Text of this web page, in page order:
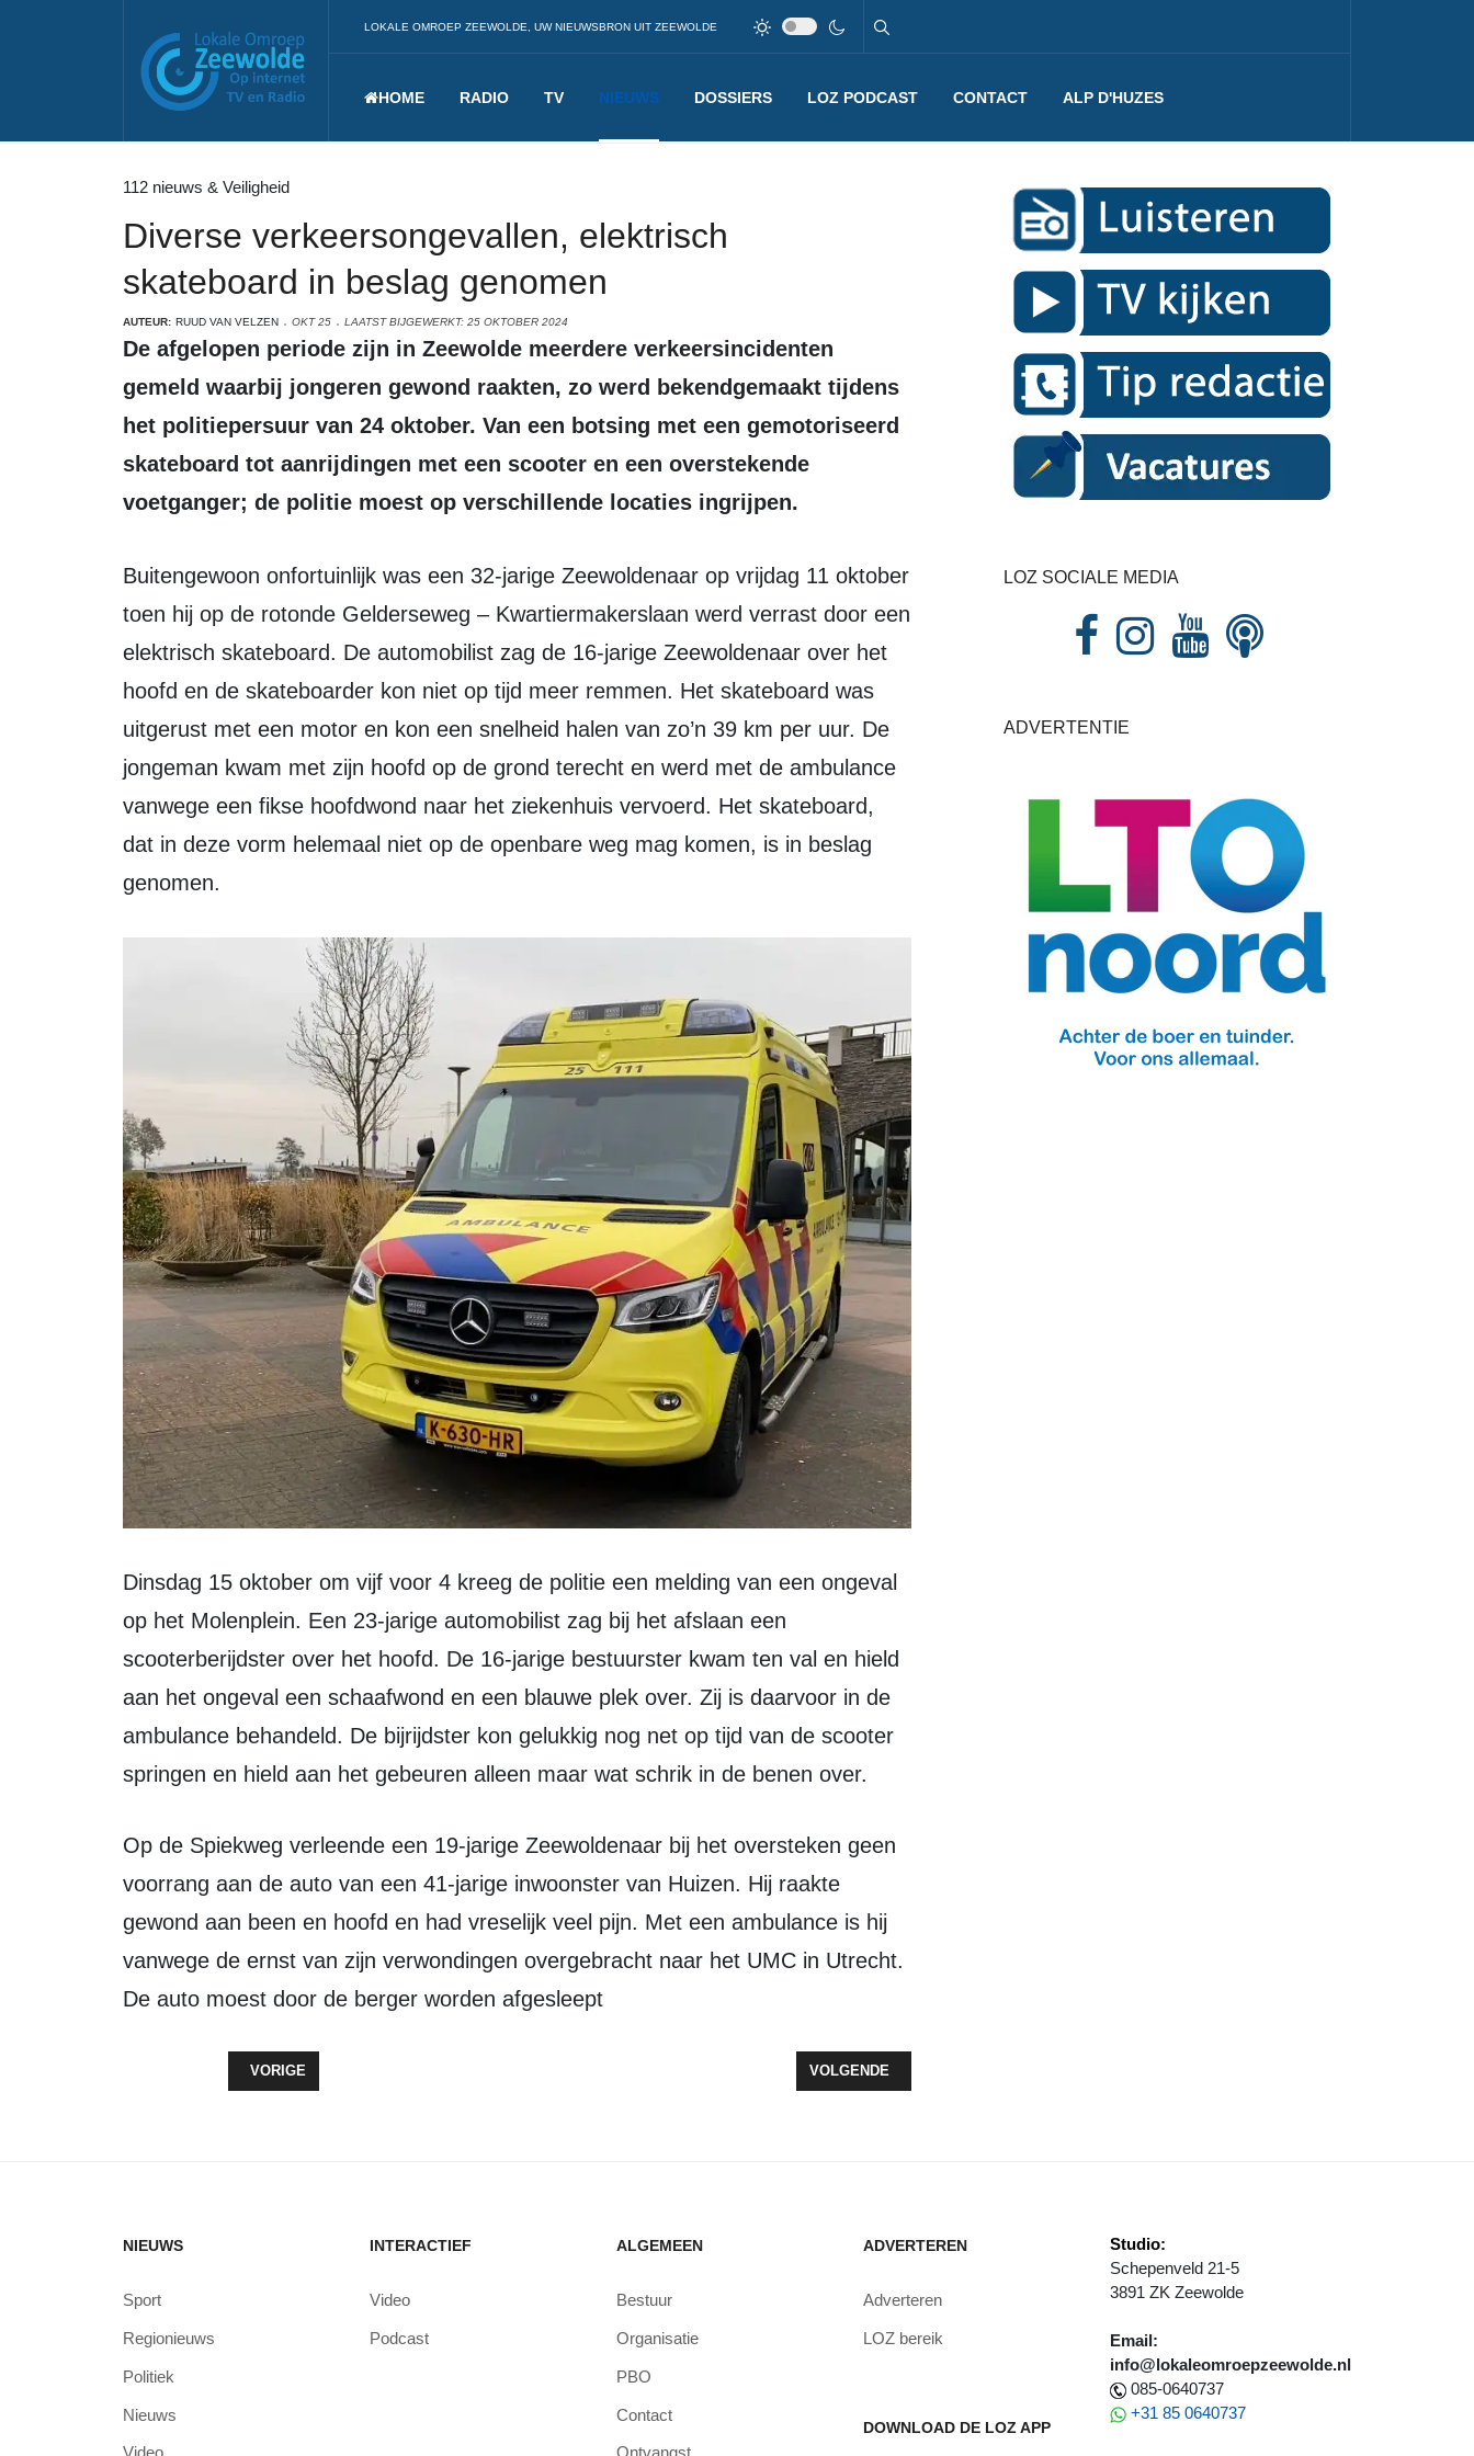
LOKALE OMROEP ZEEWOLDE, UW NIEUWSBRON UIT ZEEWOLDE
HOME RADIO TV NIEUWS DOSSIERS LOZ PODCAST CONTACT ALP D'HUZES
112 nieuws & Veiligheid
Diverse verkeersongevallen, elektrisch
skateboard in beslag genomen
AUTEUR: RUUD VAN VELZEN OKT 25 LAATST BIJGEWERKT: 25 OKTOBER 2024
De afgelopen periode zijn in Zeewolde meerdere verkeersincidenten
gemeld waarbij jongeren gewond raakten, zo werd bekendgemaakt tijdens
het politiepersuur van 24 oktober. Van een botsing met een gemotoriseerd
skateboard tot aanrijdingen met een scooter en een overstekende
voetganger; de politie moest op verschillende locaties ingrijpen.
Buitengewoon onfortuinlijk was een 32-jarige Zeewoldenaar op vrijdag 11 oktober
toen hij op de rotonde Gelderseweg – Kwartiermakerslaan werd verrast door een
elektrisch skateboard. De automobilist zag de 16-jarige Zeewoldenaar over het
hoofd en de skateboarder kon niet op tijd meer remmen. Het skateboard was
uitgerust met een motor en kon een snelheid halen van zo’n 39 km per uur. De
jongeman kwam met zijn hoofd op de grond terecht en werd met de ambulance
vanwege een fikse hoofdwond naar het ziekenhuis vervoerd. Het skateboard,
dat in deze vorm helemaal niet op de openbare weg mag komen, is in beslag
genomen.
Dinsdag 15 oktober om vijf voor 4 kreeg de politie een melding van een ongeval
op het Molenplein. Een 23-jarige automobilist zag bij het afslaan een
scooterberijdster over het hoofd. De 16-jarige bestuurster kwam ten val en hield
aan het ongeval een schaafwond en een blauwe plek over. Zij is daarvoor in de
ambulance behandeld. De bijrijdster kon gelukkig nog net op tijd van de scooter
springen en hield aan het gebeuren alleen maar wat schrik in de benen over.
Op de Spiekweg verleende een 19-jarige Zeewoldenaar bij het oversteken geen
voorrang aan de auto van een 41-jarige inwoonster van Huizen. Hij raakte
gewond aan been en hoofd en had vreselijk veel pijn. Met een ambulance is hij
vanwege de ernst van zijn verwondingen overgebracht naar het UMC in Utrecht.
De auto moest door de berger worden afgesleept
VORIG ARTIKEL: POLITIEHELIKOPTER SCHRIKT ZEEWOLDE OP NA BEKOGELING AUTO’S MET GOLFBALLEN
VORIGE VOLGENDE ARTIKEL: BOERDERIJEN IN ZUIDLOB ZEEWOLDE DOELWIT VAN INBRAKEN
VOLGENDE
LOZ SOCIALE MEDIA
ADVERTENTIE
NIEUWS
Sport
Regionieuws
Politiek
Nieuws
INTERACTIEF
Video
Podcast
ALGEMEEN
Bestuur
Organisatie
PBO
Contact
ADVERTEREN
Adverteren
LOZ bereik
DOWNLOAD DE LOZ APP
Studio:
Schepenveld 21-5
3891 ZK Zeewolde
Email:
info@lokaleomroepzeewolde.nl
085-0640737
+31 85 0640737